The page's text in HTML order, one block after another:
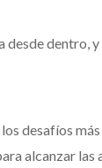
dentro, y
desafíos
alcanzar las